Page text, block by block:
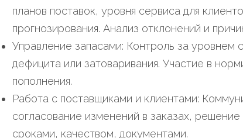
планов поставок, уровня сервиса для
прогнозирования. Анализ отклонений и
Управление запасами: Контроль за уровнем
дефицита или затоваривания. Участие в
пополнения.
Работа с поставщиками и клиентами:
согласование изменений в заказах,
сроками, качеством, документами.